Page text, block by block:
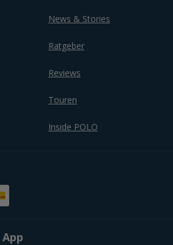
News & Stories
Ratgeber
Reviews
Touren
Inside POLO